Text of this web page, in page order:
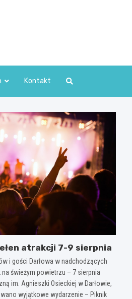
Kontakt
atrakcji 7-9 sierpnia
i gości Darłowa w nadchodzących
świeżym powietrzu – 7 sierpnia
im. Agnieszki Osieckiej w Darłowie,
wyjątkowe wydarzenie – Piknik